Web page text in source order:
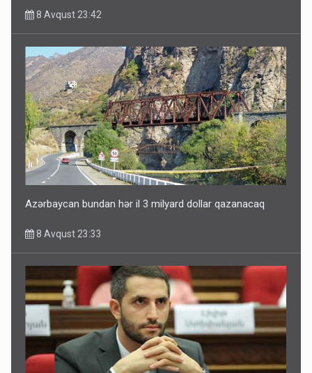
Paşinyan Əliyevə zəng etməsindən danışdı
8 Avqust 16:18
8 Avqust 23:42
Azərbaycan bundan hər il 3 milyard dollar qazanacaq
8 Avqust 23:33